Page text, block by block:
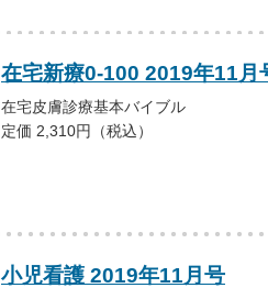
在宅新療0-100 2019年11月
在宅皮膚診療基本バイブル
定価 2,310円（税込）
小児看護 2019年11月号